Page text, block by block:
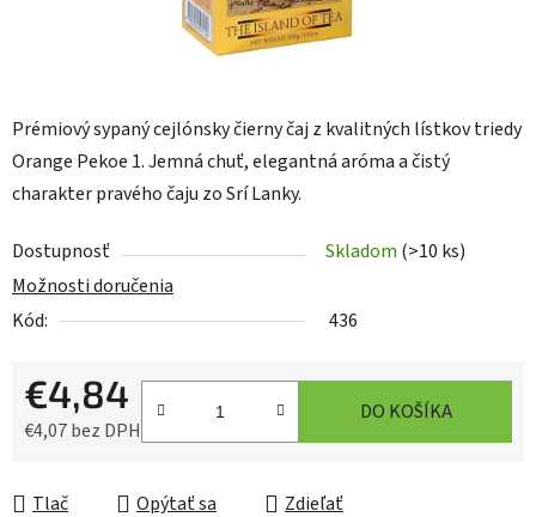
Prémiový sypaný cejlónsky čierny čaj z kvalitných lístkov triedy
Orange Pekoe 1. Jemná chuť, elegantná aróma a čistý
charakter pravého čaju zo Srí Lanky.
Dostupnosť Skladom (>10 ks)
Možnosti doručenia
Kód:
436
€4,84
€4,07 bez DPH
DO KOŠÍKA
Tlač Opýtať sa Zdieľať